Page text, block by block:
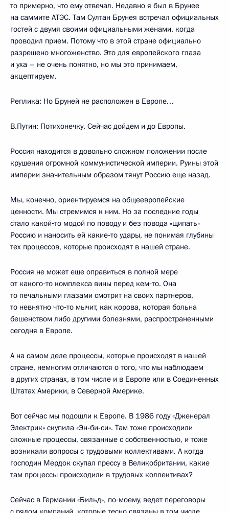
то примерно, что ему отвечал. Недавно я был в Брунее
на саммите АТЭС. Там Султан Брунея встречал официальных
гостей с двумя своими официальными женами, когда
проводил прием. Потому что в этой стране официально
разрешено многоженство. Это для европейского глаза
и уха – не очень понятно, но мы это принимаем,
акцептируем.
Реплика: Но Бруней не расположен в Европе…
В.Путин: Потихонечку. Сейчас дойдем и до Европы.
Россия находится в довольно сложном положении после
крушения огромной коммунистической империи. Руины этой
империи значительным образом тянут Россию еще назад.
Мы, конечно, ориентируемся на общеевропейские
ценности. Мы стремимся к ним. Но за последние годы
стало какой‑то модой по поводу и без повода «щипать»
Россию и наносить ей какие‑то удары, не понимая глубины
тех процессов, которые происходят в нашей стране.
Россия не может еще оправиться в полной мере
от какого‑то комплекса вины перед кем‑то. Она
то печальными глазами смотрит на своих партнеров,
то невнятно что‑то мычит, как корова, которая больна
бешенством либо другими болезнями, распространенными
сегодня в Европе.
А на самом деле процессы, которые происходят в нашей
стране, немногим отличаются о того, что мы наблюдаем
в других странах, в том числе и в Европе или в Соединенных
Штатах Америки, в Северной Америке.
Вот сейчас мы подошли к Европе. В 1986 году «Дженерал
Электрик» скупила «Эн-би-си». Там тоже происходили
сложные процессы, связанные с собственностью, и тоже
возникали вопросы с трудовыми коллективами. А когда
господин Мердок скупал прессу в Великобритании, какие
там процессы происходили в трудовых коллективах?
Сейчас в Германии «Бильд», по‑моему, ведет переговоры